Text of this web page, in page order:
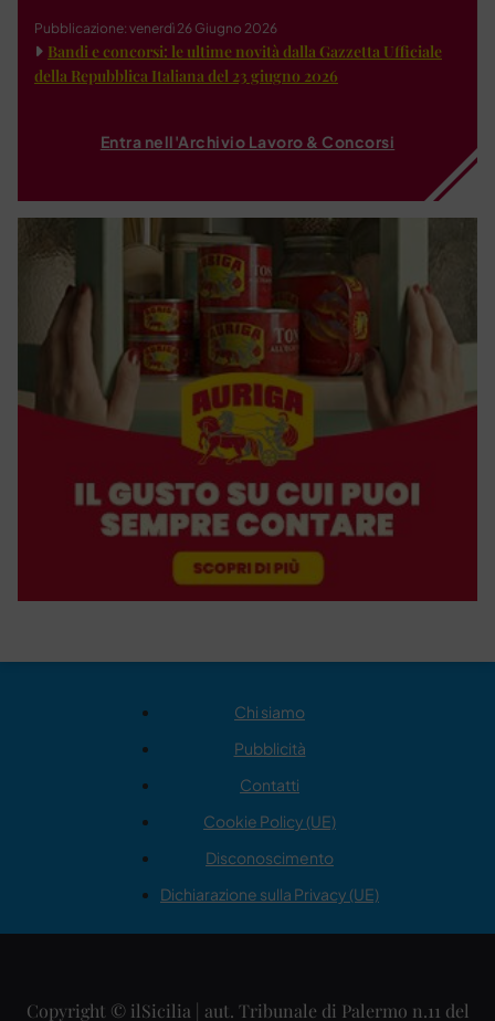
Pubblicazione: venerdì 26 Giugno 2026
Bandi e concorsi: le ultime novità dalla Gazzetta Ufficiale
della Repubblica Italiana del 23 giugno 2026
Entra nell'Archivio Lavoro & Concorsi
Chi siamo
Pubblicità
Contatti
Cookie Policy (UE)
Disconoscimento
Dichiarazione sulla Privacy (UE)
Copyright © ilSicilia | aut. Tribunale di Palermo n.11 del